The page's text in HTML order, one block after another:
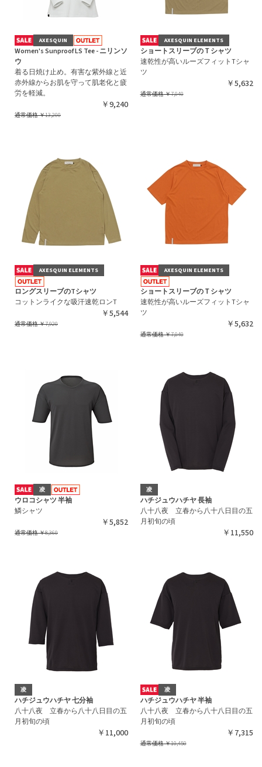
AXESQUIN
Women's Sunproof LS Tee - ニリンソ
ウ
着る日焼け止め。有害な紫外線と近
赤外線からお肌を守って肌老化と疲
労を軽減。
￥9,240
通常価格￥13,200
AXESQUIN ELEMENTS
ショートスリーブのＴシャツ
速乾性が高いルーズフィットTシャ
ツ
￥5,632
通常価格￥7,040
AXESQUIN ELEMENTS
ロングスリーブのTシャツ
コットンライクな吸汗速乾ロンT
￥5,544
通常価格￥7,920
AXESQUIN ELEMENTS
ショートスリーブのＴシャツ
速乾性が高いルーズフィットTシャ
ツ
￥5,632
通常価格￥7,040
凌
ウロコシャツ 半袖
鱗シャツ
￥5,852
通常価格￥8,360
凌
ハチジュウハチヤ 長袖
八十八夜 立春から八十八日目の五
月初旬の頃
￥11,550
凌
ハチジュウハチヤ 七分袖
八十八夜 立春から八十八日目の五
月初旬の頃
￥11,000
凌
ハチジュウハチヤ 半袖
八十八夜 立春から八十八日目の五
月初旬の頃
￥7,315
通常価格￥10,450